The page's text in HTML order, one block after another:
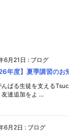
6月21日 : ブログ
年度】夏季講習のお
んばる生徒を支える
友達追加をよ ...
6月2日 : ブログ